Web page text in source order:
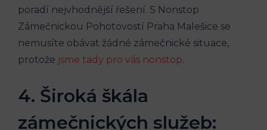
poradí nejvhodnější řešení. S Nonstop
Zámečnickou Pohotovostí Praha Malešice se
nemusíte obávat žádné zámečnické situace,
protože jsme tady pro vás nonstop.
4. Široká škála
zámečnických služeb: